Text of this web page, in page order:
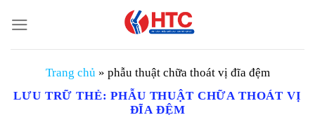
đến
nội
Trang chủ » phẫu thuật chữa thoát vị đĩa đệm
LƯU TRỮ THẺ:PHẪU THUẬT CHỮA THOÁT VỊ
ĐĨA ĐỆM